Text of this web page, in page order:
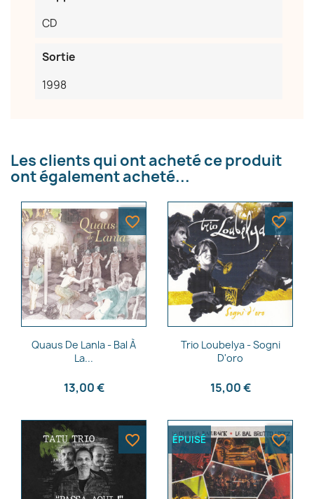
CD
Sortie
1998
Les clients qui ont acheté ce produit
ont également acheté...
Aperçu rapide
Quaus De Lanla - Bal À
La...
13,00 €
favorite_border
 Aperçu rapide
Trio Loubelya - Sogni
D'oro
15,00 €
favorite_border
favorite_border ÉPUISÉ favorite_border
Créer une liste d'envies
Annuler Créer une liste d'envies